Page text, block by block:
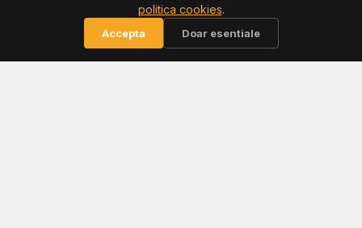
Termeni și condiții
Politica de confidențialitate
politica cookies.
Accepta Doar esentiale